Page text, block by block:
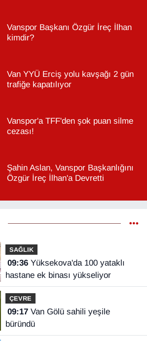
Vanspor Başkanı Özgür İreç İlhan
kimdir?
Van YYÜ Erciş yolu kavşağı 2 gün
trafiğe kapatılıyor
Vanspor'a TFF'den şok puan silme
cezası!
Şahin Aslan, Vanspor Başkanlığını
Özgür İreç İlhan'a Devretti
SAĞLIK
09:36Yüksekova'da 100 yataklı
hastane ek binası yükseliyor
ÇEVRE
09:17Van Gölü sahili yeşile
büründü